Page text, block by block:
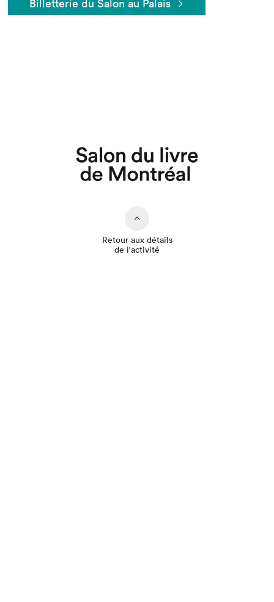
Billetterie du Salon au Palais
Retour aux détails
de l'activité